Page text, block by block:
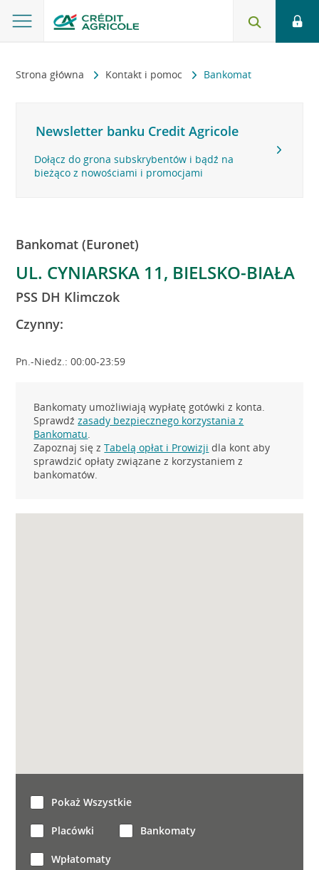
Strona główna Kontakt i pomoc Bankomat
Newsletter banku Credit Agricole
Dołącz do grona subskrybentów i bądź na
bieżąco z nowościami i promocjami
Bankomat (Euronet)
UL. CYNIARSKA 11, BIELSKO-BIAŁA
PSS DH Klimczok
Czynny:
Pn.-Niedz.: 00:00-23:59
Bankomaty umożliwiają wypłatę gotówki z konta.
Sprawdźzasady bezpiecznego korzystania z
Bankomatu.
Zapoznaj się zTabelą opłat i Prowizji dla kont aby
sprawdzić opłaty związane z korzystaniem z
bankomatów.
Pokaż Wszystkie
Placówki Bankomaty
Wpłatomaty